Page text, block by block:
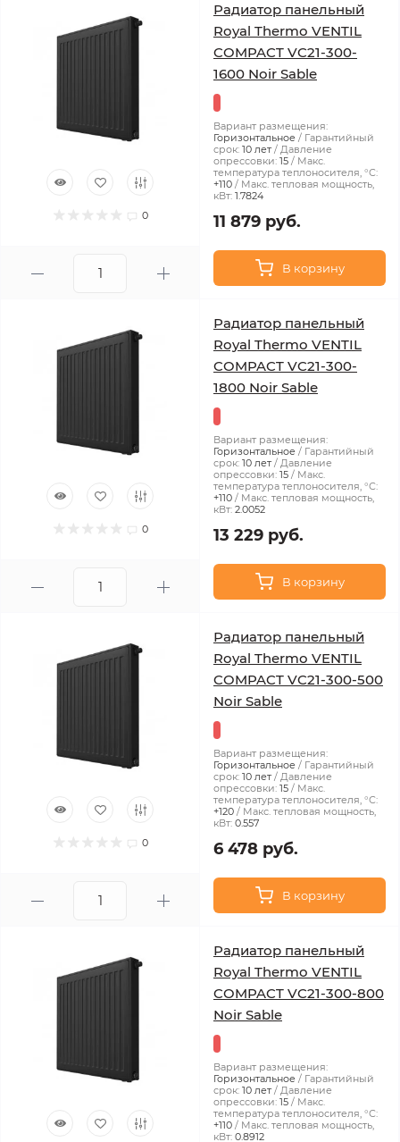
0
Радиатор панельный
Royal Thermo VENTIL
COMPACT VC21-300-
1600 Noir Sable
Вариант размещения:
Горизонтальное
Гарантийный
срок: 10 лет
Давление
опрессовки: 15
Макс.
температура теплоносителя, °С:
+110
Макс. тепловая мощность,
кВт: 1.7824
11 879 руб.
В корзину
0
Радиатор панельный
Royal Thermo VENTIL
COMPACT VC21-300-
1800 Noir Sable
Вариант размещения:
Горизонтальное
Гарантийный
срок: 10 лет
Давление
опрессовки: 15
Макс.
температура теплоносителя, °С:
+110
Макс. тепловая мощность,
кВт: 2.0052
13 229 руб.
В корзину
0
Радиатор панельный
Royal Thermo VENTIL
COMPACT VC21-300-500
Noir Sable
Вариант размещения:
Горизонтальное
Гарантийный
срок: 10 лет
Давление
опрессовки: 15
Макс.
температура теплоносителя, °С:
+120
Макс. тепловая мощность,
кВт: 0.557
6 478 руб.
В корзину
Радиатор панельный
Royal Thermo VENTIL
COMPACT VC21-300-800
Noir Sable
Вариант размещения:
Горизонтальное
Гарантийный
срок: 10 лет
Давление
опрессовки: 15
Макс.
температура теплоносителя, °С:
+110
Макс. тепловая мощность,
кВт: 0.8912